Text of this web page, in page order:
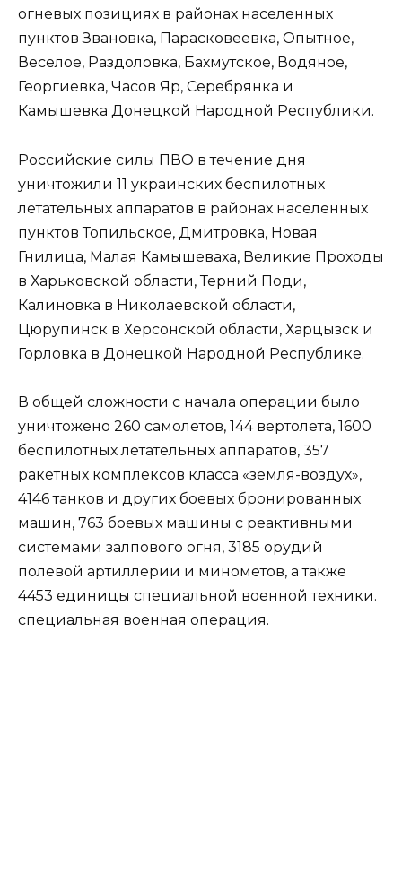
огневых позициях в районах населенных
пунктов Звановка, Парасковеевка, Опытное,
Веселое, Раздоловка, Бахмутское, Водяное,
Георгиевка, Часов Яр, Серебрянка и
Камышевка Донецкой Народной Республики.
Российские силы ПВО в течение дня
уничтожили 11 украинских беспилотных
летательных аппаратов в районах населенных
пунктов Топильское, Дмитровка, Новая
Гнилица, Малая Камышеваха, Великие Проходы
в Харьковской области, Терний Поди,
Калиновка в Николаевской области,
Цюрупинск в Херсонской области, Харцызск и
Горловка в Донецкой Народной Республике.
В общей сложности с начала операции было
уничтожено 260 самолетов, 144 вертолета, 1600
беспилотных летательных аппаратов, 357
ракетных комплексов класса «земля-воздух»,
4146 танков и других боевых бронированных
машин, 763 боевых машины с реактивными
системами залпового огня, 3185 орудий
полевой артиллерии и минометов, а также
4453 единицы специальной военной техники.
специальная военная операция.